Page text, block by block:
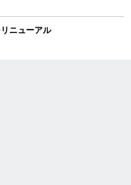
ニューアル